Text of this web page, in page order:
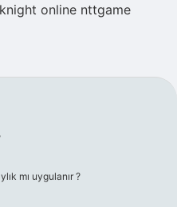
knight online nttgame
mı uygulanır ?